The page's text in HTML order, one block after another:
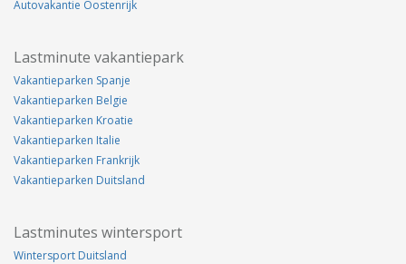
Autovakantie Oostenrijk
Lastminute vakantiepark
Vakantieparken Spanje
Vakantieparken Belgie
Vakantieparken Kroatie
Vakantieparken Italie
Vakantieparken Frankrijk
Vakantieparken Duitsland
Lastminutes wintersport
Wintersport Duitsland